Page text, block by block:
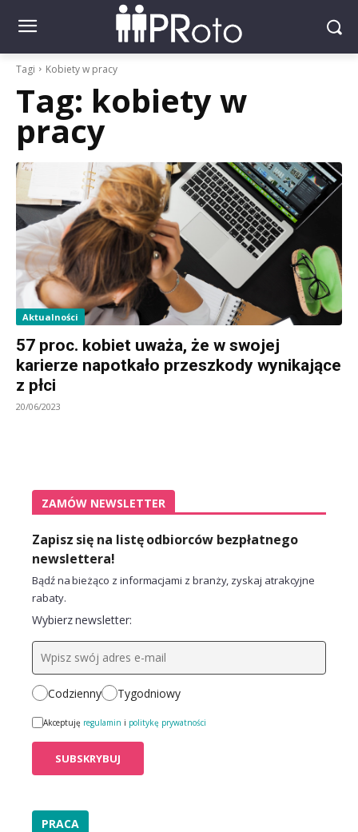
Tagi Kobiety w pracy
Tag: kobiety w
pracy
Aktualności
57 proc. kobiet uważa, że w swojej
karierze napotkało przeszkody wynikające
z płci
20/06/2023
ZAMÓW NEWSLETTER
Zapisz się na listę odbiorców bezpłatnego
newslettera!
Bądź na bieżąco z informacjami z branży, zyskaj atrakcyjne
rabaty.
Wybierz newsletter:
Codzienny Tygodniowy
Akceptuję regulamin i politykę prywatności
PRACA